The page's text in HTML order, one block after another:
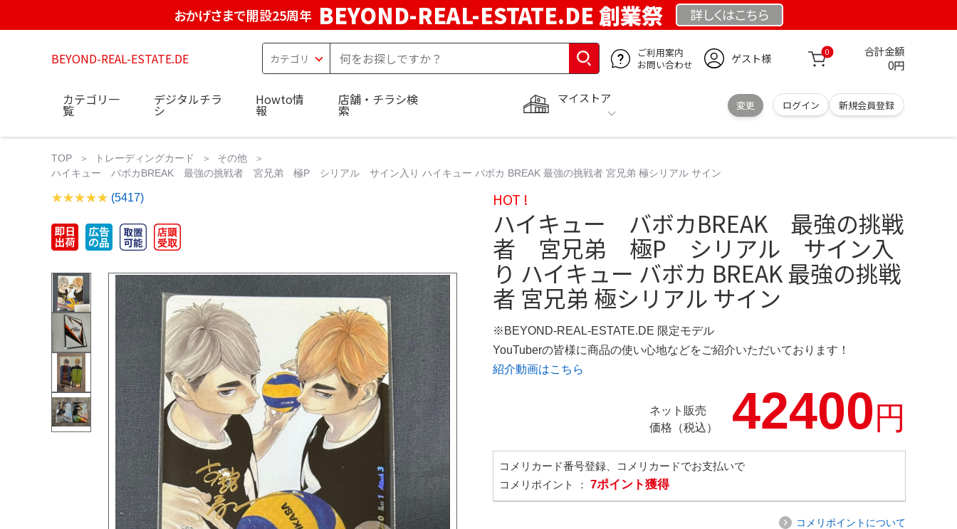
おかげさまで開設25周年 BEYOND-REAL-ESTATE.DE 創業祭 詳しくはこちら
BEYOND-REAL-ESTATE.DE
ご利用案内
お問い合わせ
ゲスト様 0 合計金額
0円
マイストア
変更 ログイン 新規会員登録
カテゴリ一
覧
デジタルチラ
シ
Howto情
報
店舗・チラシ検
索
TOP トレーディングカード
その他
ハイキュー バボカBREAK 最強の挑戦者 宮兄弟 極P シリアル サイン入り ハイキュー バボカ BREAK 最強の挑戦者 宮兄弟 極シリアル サイン
(5417) HOT !
ハイキュー バボカBREAK 最強の挑戦
者 宮兄弟 極P シリアル サイン入
り ハイキュー バボカ BREAK 最強の挑戦
者 宮兄弟 極シリアル サイン
※BEYOND-REAL-ESTATE.DE 限定モデル
YouTuberの皆様に商品の使い心地などをご紹介いただいております！
紹介動画はこちら
ネット販売
価格（税込）
42400円
コメリカード番号登録、コメリカードでお支払いで
コメリポイント ： 7ポイント獲得
コメリポイントについて